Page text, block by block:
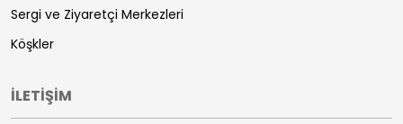
Sergi ve Ziyaretçi Merkezleri
Köşkler
İLETİŞİM